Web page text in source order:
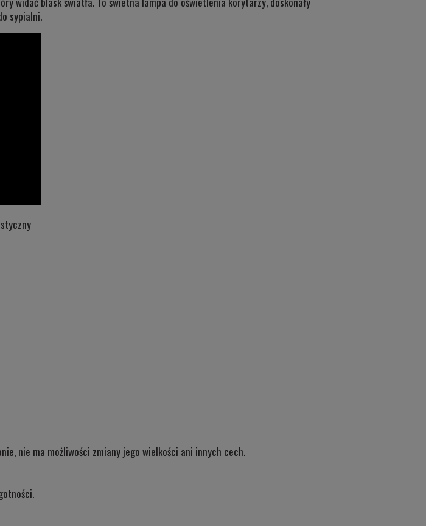
sypialni.
nie ma możliwości zmiany jego wielkości ani innych cech.